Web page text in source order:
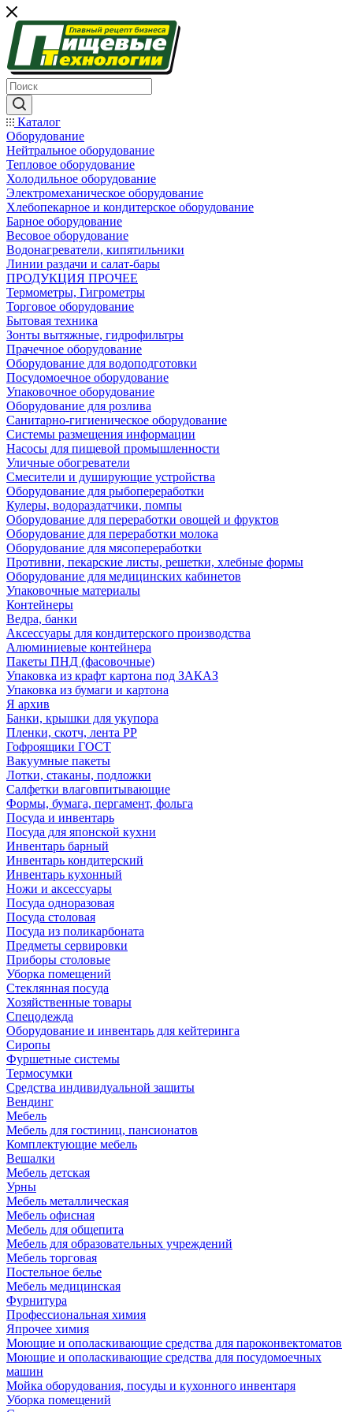
Каталог
Оборудование
Нейтральное оборудование
Тепловое оборудование
Холодильное оборудование
Электромеханическое оборудование
Хлебопекарное и кондитерское оборудование
Барное оборудование
Весовое оборудование
Водонагреватели, кипятильники
Линии раздачи и салат-бары
ПРОДУКЦИЯ ПРОЧЕЕ
Термометры, Гигрометры
Торговое оборудование
Бытовая техника
Зонты вытяжные, гидрофильтры
Прачечное оборудование
Оборудование для водоподготовки
Посудомоечное оборудование
Упаковочное оборудование
Оборудование для розлива
Санитарно-гигиеническое оборудование
Системы размещения информации
Насосы для пищевой промышленности
Уличные обогреватели
Смесители и душирующие устройства
Оборудование для рыбопереработки
Кулеры, водораздатчики, помпы
Оборудование для переработки овощей и фруктов
Оборудование для переработки молока
Оборудование для мясопереработки
Противни, пекарские листы, решетки, хлебные формы
Оборудование для медицинских кабинетов
Упаковочные материалы
Контейнеры
Ведра, банки
Аксессуары для кондитерского производства
Алюминиевые контейнера
Пакеты ПНД (фасовочные)
Упаковка из крафт картона под ЗАКАЗ
Упаковка из бумаги и картона
Я архив
Банки, крышки для укупора
Пленки, скотч, лента РР
Гофроящики ГОСТ
Вакуумные пакеты
Лотки, стаканы, подложки
Салфетки влаговпитывающие
Формы, бумага, пергамент, фольга
Посуда и инвентарь
Посуда для японской кухни
Инвентарь барный
Инвентарь кондитерский
Инвентарь кухонный
Ножи и аксессуары
Посуда одноразовая
Посуда столовая
Посуда из поликарбоната
Предметы сервировки
Приборы столовые
Уборка помещений
Стеклянная посуда
Хозяйственные товары
Спецодежда
Оборудование и инвентарь для кейтеринга
Сиропы
Фуршетные системы
Термосумки
Средства индивидуальной защиты
Вендинг
Мебель
Мебель для гостиниц, пансионатов
Комплектующие мебель
Вешалки
Мебель детская
Урны
Мебель металлическая
Мебель офисная
Мебель для общепита
Мебель для образовательных учреждений
Мебель торговая
Постельное белье
Мебель медицинская
Фурнитура
Профессиональная химия
Япрочее химия
Моющие и ополаскивающие средства для пароконвектоматов
Моющие и ополаскивающие средства для посудомоечных
машин
Мойка оборудования, посуды и кухонного инвентаря
Уборка помещений